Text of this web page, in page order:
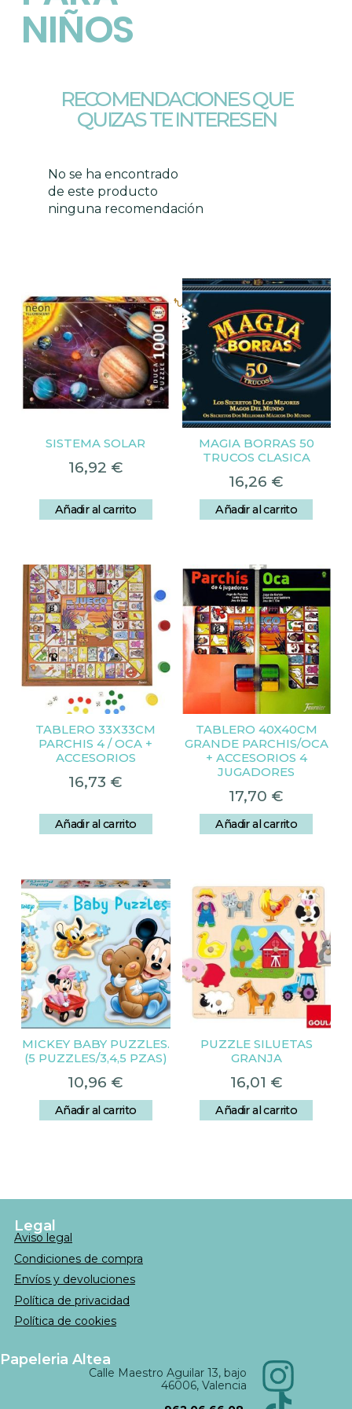
NIÑOS
RECOMENDACIONES QUE
QUIZAS TE INTERESEN
No se ha encontrado
de este producto
ninguna recomendación
Productos relacionados
SISTEMA SOLAR
16,92 €
Añadir al carrito
MAGIA BORRAS 50
TRUCOS CLASICA
16,26 €
Añadir al carrito
TABLERO 33X33CM
PARCHIS 4 / OCA +
ACCESORIOS
16,73 €
Añadir al carrito
TABLERO 40X40CM
GRANDE PARCHIS/OCA
+ ACCESORIOS 4
JUGADORES
17,70 €
Añadir al carrito
MICKEY BABY PUZZLES.
(5 PUZZLES/3,4,5 PZAS)
10,96 €
Añadir al carrito
PUZZLE SILUETAS
GRANJA
16,01 €
Añadir al carrito
Legal
Aviso legal
Condiciones de compra
Envíos y devoluciones
Política de privacidad
Política de cookies
Papeleria Altea
Calle Maestro Aguilar 13, bajo
46006, Valencia